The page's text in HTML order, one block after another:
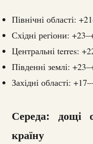
Північні області:
Східні регіони:
Центральні terres:
Південні землі:
Західні області:
Середа: дощі
країну